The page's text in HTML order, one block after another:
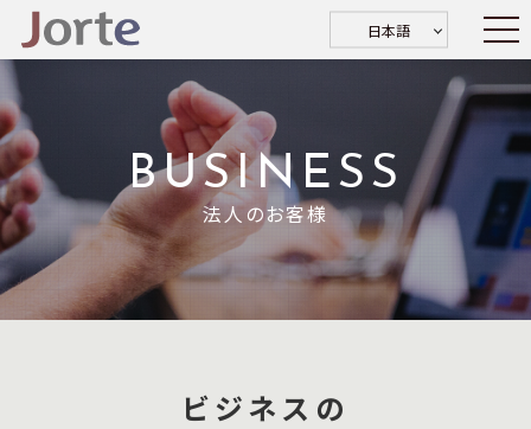
日本語
BUSINESS
法人のお客様
ビジネスの